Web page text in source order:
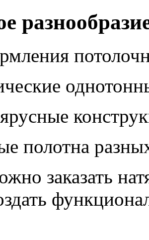
полотна
заказать